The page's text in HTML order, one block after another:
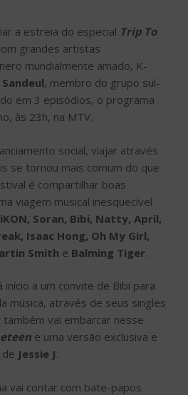
a estreia do especial Trip To
grandes artistas
mundialmente amado, K-
Sandeul, membro do grupo sul-
em 3 episódios, o programa
às 23h, na MTV.
social, viajar através
se tornou mais comum do que
é compartilhar boas
viagem musical inesquecível
iKON, Soran, Bibi, Natty, April,
Isaac Hong, Oh My Girl,
Smith e Balming Tiger.
a um convite de Bibi para
música, através de seus singles
também vai embarcar nesse
e uma versão exclusiva e
de Jessie J.
vai contar com bate-papos